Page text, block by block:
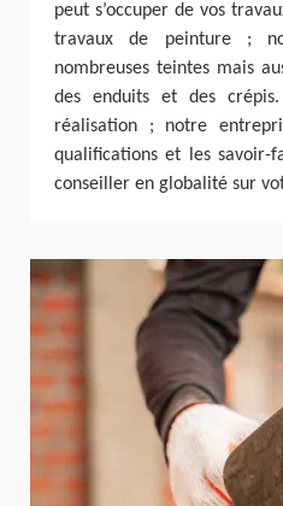
peut s’occuper de vos
travaux de peinture ;
nombreuses teintes mais
des enduits et des
réalisation ; notre
qualifications et les savoir-
conseiller en globalité sur